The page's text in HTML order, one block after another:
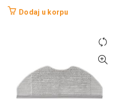
Dodaj u korpu